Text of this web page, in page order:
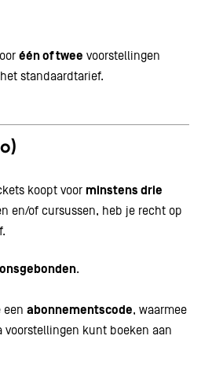
één of twee voorstellingen
standaardtarief.
koopt voor minstens drie
en/of cursussen, heb je recht op
.
een abonnementscode, waarmee
voorstellingen kunt boeken aan